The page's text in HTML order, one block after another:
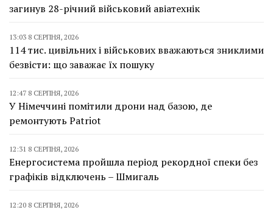
загинув 28-річний військовий авіатехнік
13:03 8 СЕРПНЯ, 2026
114 тис. цивільних і військових вважаються зниклими
безвісти: що заважає їх пошуку
12:47 8 СЕРПНЯ, 2026
У Німеччині помітили дрони над базою, де
ремонтують Patriot
12:31 8 СЕРПНЯ, 2026
Енергосистема пройшла період рекордної спеки без
графіків відключень – Шмигаль
12:20 8 СЕРПНЯ, 2026